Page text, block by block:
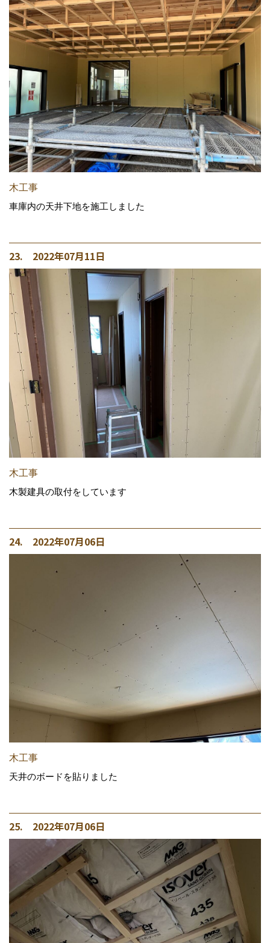
木工事
車庫内の天井下地を施工しました
23. 2022年07月11日
木工事
木製建具の取付をしています
24. 2022年07月06日
木工事
天井のボードを貼りました
25. 2022年07月06日